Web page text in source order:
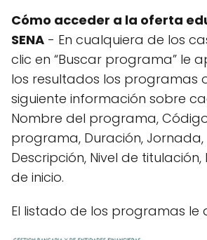
Cómo acceder a la oferta
SENA - En cualquiera de los
clic en “Buscar programa” le
los resultados los programas
siguiente información sobre
Nombre del programa,
programa, Duración,
Descripción, Nivel de titulación,
de inicio.
El listado de los programas le